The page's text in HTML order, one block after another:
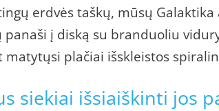
erdvės taškų, mūsų
į diską su branduoliu
plačiai išskleistos
siekiai išsiaiškinti jos